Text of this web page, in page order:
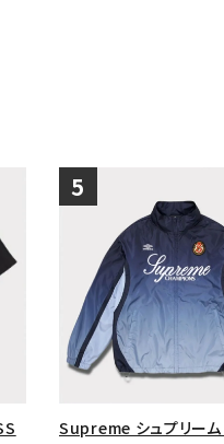
Supreme シュプリー